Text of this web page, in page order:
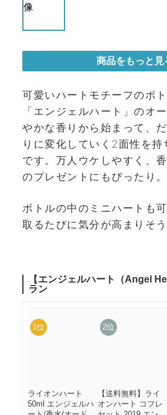
可愛いハートモチーフのボ
「エンジェルハート」のオ
やかな香りから始まって、
りに変化していく2面性を持
です。万人ウケしやすく、
のプレゼントにもぴったり。
ボトルの中のミニハートも
取るたびに気分が高まりそう